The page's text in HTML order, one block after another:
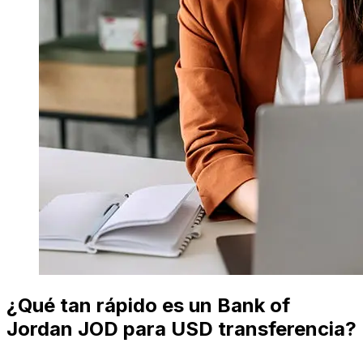
¿Qué tan rápido es un Bank of
Jordan JOD para USD transferencia?